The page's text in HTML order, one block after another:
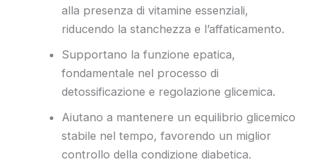
alla presenza di vitamine essenziali,
riducendo la stanchezza e l’affaticamento.
Supportano la funzione epatica,
fondamentale nel processo di
detossificazione e regolazione glicemica.
Aiutano a mantenere un equilibrio glicemico
stabile nel tempo, favorendo un miglior
controllo della condizione diabetica.